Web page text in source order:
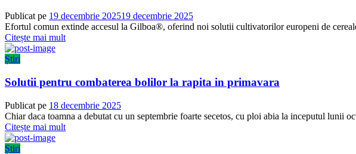
Publicat pe 19 decembrie 202519 decembrie 2025
Efortul comun extinde accesul la Gilboa®, oferind noi solutii cultivatorilor europeni de
Citește mai mult
Știri
Solutii pentru combaterea bolilor la rapita in primavara
Publicat pe 18 decembrie 2025
Chiar daca toamna a debutat cu un septembrie foarte secetos, cu ploi abia la inceputul lunii
Citește mai mult
Știri